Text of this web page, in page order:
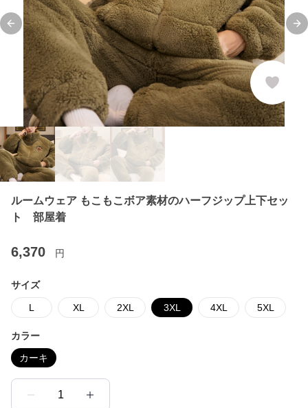
Previous slide
ルームウェア もこもこボア素材のハーフジップ上下セッ
ト 部屋着
6,370 円
サイズ
L XL 2XL 3XL 4XL 5XL
カラー
カーキ
1